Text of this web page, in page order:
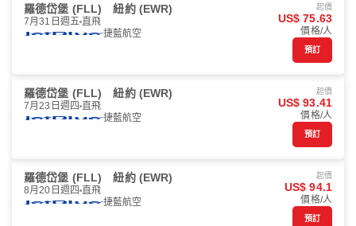
羅德岱堡 (FLL) 紐約 (EWR)
7月31日週五 直飛
捷藍航空
起價
US$ 75.63
價格/人
預訂
羅德岱堡 (FLL) 紐約 (EWR)
7月23日週四 直飛
捷藍航空
起價
US$ 93.41
價格/人
預訂
羅德岱堡 (FLL) 紐約 (EWR)
8月20日週四 直飛
捷藍航空
起價
US$ 94.1
價格/人
預訂